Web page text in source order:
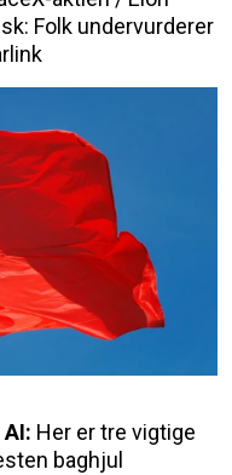
Folk undervurderer
Her er tre vigtige
baghjul